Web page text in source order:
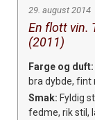
29. august 2014
En flott vin.
(2011)
Farge og duft:
bra dybde, fint
Smak: Fyldig
fedme, rik stil,